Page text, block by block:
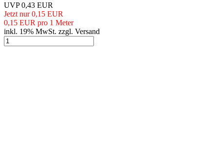
UVP 0,43 EUR
Jetzt nur 0,15 EUR
0,15 EUR pro 1 Meter
inkl. 19% MwSt. zzgl. Versand